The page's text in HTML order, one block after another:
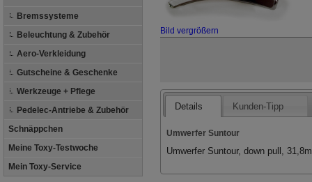
Bremssysteme
Beleuchtung & Zubehör
Aero-Verkleidung
Gutscheine & Geschenke
Werkzeuge + Pflege
Pedelec-Antriebe & Zubehör
Schnäppchen
Meine Toxy-Testwoche
Mein Toxy-Service
Bild vergrößern
Details Kunden-Tipp
Umwerfer Suntour
Umwerfer Suntour, down pull,